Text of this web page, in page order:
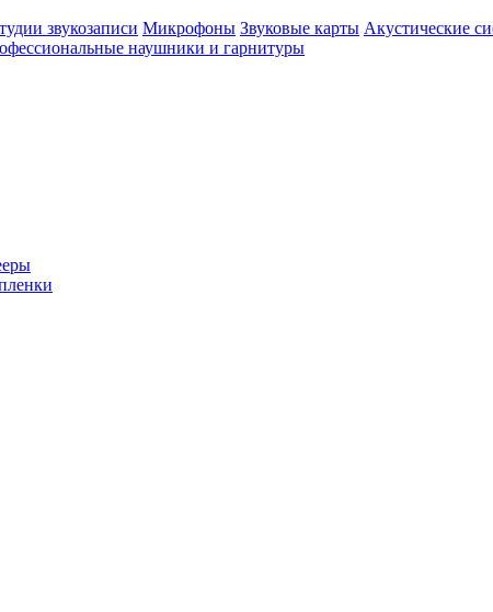
звукозаписи Микрофоны Звуковые карты Акустические
наушники и гарнитуры